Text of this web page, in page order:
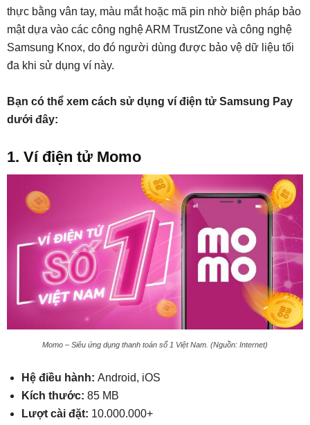
thực bằng vân tay, màu mắt hoặc mã pin nhờ biện pháp bảo
mật dựa vào các công nghệ ARM TrustZone và công nghệ
Samsung Knox, do đó người dùng được bảo vệ dữ liệu tối
đa khi sử dụng ví này.
Bạn có thể xem cách sử dụng ví điện tử Samsung Pay
dưới đây:
1. Ví điện tử Momo
Momo – Siêu ứng dụng thanh toán số 1 Việt Nam. (Nguồn: Internet)
Hệ điều hành: Android, iOS
Kích thước: 85 MB
Lượt cài đặt: 10.000.000+